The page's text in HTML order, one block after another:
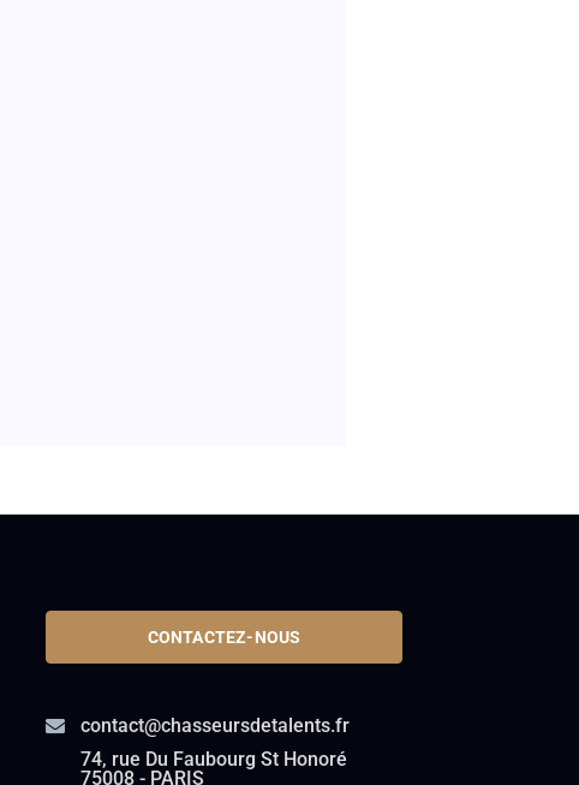
CONTACTEZ-NOUS
contact@chasseursdetalents.fr
74, rue Du Faubourg St Honoré
75008 - PARIS